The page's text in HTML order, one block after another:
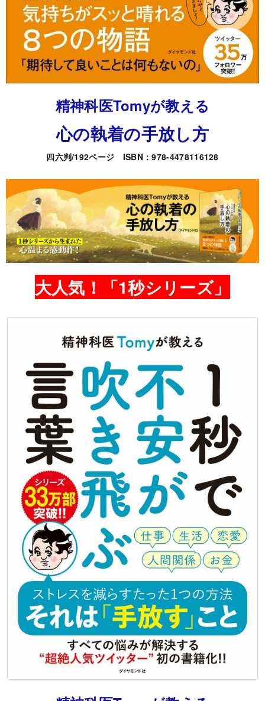
精神科医Tomyが教える
心の執着の手放し方
四六判/192ページ ISBN：978-4478116128
大人気！「1秒シリーズ」